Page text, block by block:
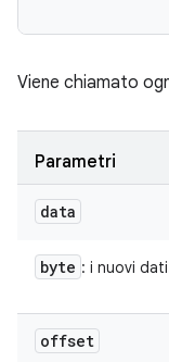
Viene chiamato
Parametri
data
byte : i nuovi
offset